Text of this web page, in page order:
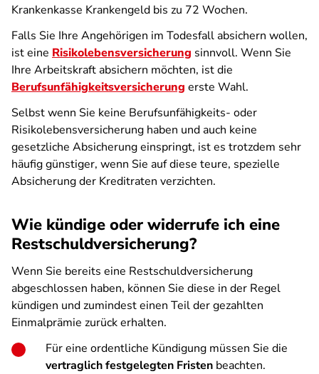
Krankenkasse Krankengeld bis zu 72 Wochen.
Falls Sie Ihre Angehörigen im Todesfall absichern wollen,
ist eine Risikolebensversicherung sinnvoll. Wenn Sie
Ihre Arbeitskraft absichern möchten, ist die
Berufsunfähigkeitsversicherung erste Wahl.
Selbst wenn Sie keine Berufsunfähigkeits- oder
Risikolebensversicherung haben und auch keine
gesetzliche Absicherung einspringt, ist es trotzdem sehr
häufig günstiger, wenn Sie auf diese teure, spezielle
Absicherung der Kreditraten verzichten.
Wie kündige oder widerrufe ich eine
Restschuldversicherung?
Wenn Sie bereits eine Restschuldversicherung
abgeschlossen haben, können Sie diese in der Regel
kündigen und zumindest einen Teil der gezahlten
Einmalprämie zurück erhalten.
Für eine ordentliche Kündigung müssen Sie die
vertraglich festgelegten Fristen beachten.